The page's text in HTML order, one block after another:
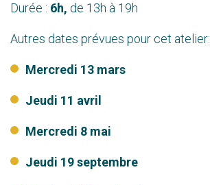
Durée : 6h, de 13h à 19h
Autres dates prévues pour cet atelier:
Mercredi 13 mars
Jeudi 11 avril
Mercredi 8 mai
Jeudi 19 septembre